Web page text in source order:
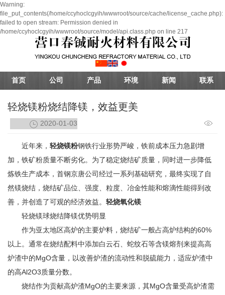
Warning:
file_put_contents(/home/ccyhoclcgyih/wwwroot/source/cache/license_cache.php):
failed to open stream: Permission denied in
/home/ccyhoclcgyih/wwwroot/source/model/api.class.php on line 217
首页 公司 产品 环境 新闻 联系
轻烧镁粉烧结降镁，效益更美
2020-01-03
近年来， 轻烧镁粉钢铁行业形势严峻，铁前成本压力急剧增
加，铁矿粉质量不断劣化。为了稳定烧结矿质量，同时进一步降低
炼铁生产成本，首钢京唐公司经过一系列基础研究，最终实现了自
然镁烧结，烧结矿品位、强度、粒度、冶金性能和熔滴性能得到改
善，并创造了可观的经济效益。 轻烧氧化镁
轻烧镁球烧结降镁优势明显
作为亚太地区高炉的主要炉料，烧结矿一般占高炉结构的60%
以上。通常在烧结配料中添加白云石、蛇纹石等含镁熔剂来提高高
炉渣中的MgO含量，以改善炉渣的流动性和脱硫能力，适应炉渣中
的高Al2O3质量分数。
烧结作为贡献高炉渣MgO的主要来源，其MgO含量受高炉渣需